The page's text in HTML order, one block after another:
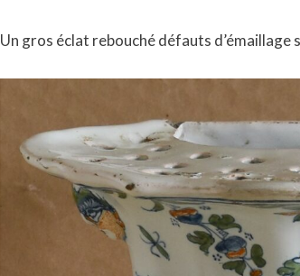
Un gros éclat rebouché défauts d’émaillage